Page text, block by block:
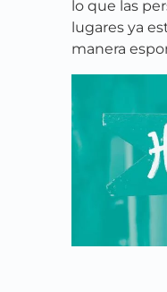
lo que las
lugares ya
manera